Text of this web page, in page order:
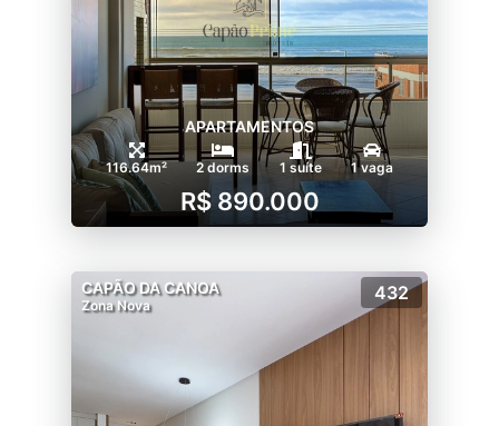
APARTAMENTOS
116.64m² 2 dorms 1 suíte 1 vaga
R$ 890.000
CAPÃO DA CANOA
Zona Nova
432